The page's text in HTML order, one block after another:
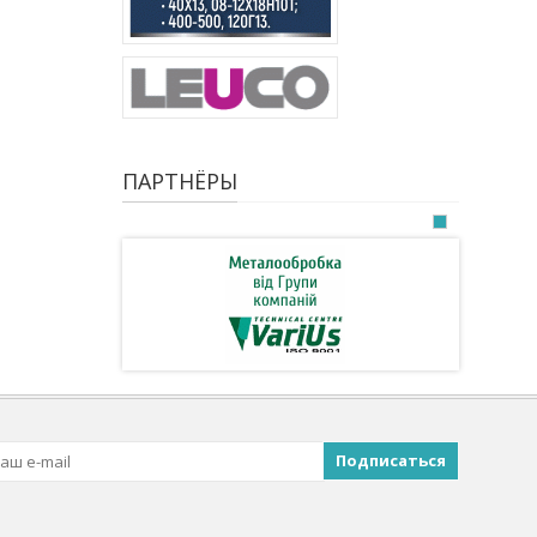
ПАРТНЁРЫ